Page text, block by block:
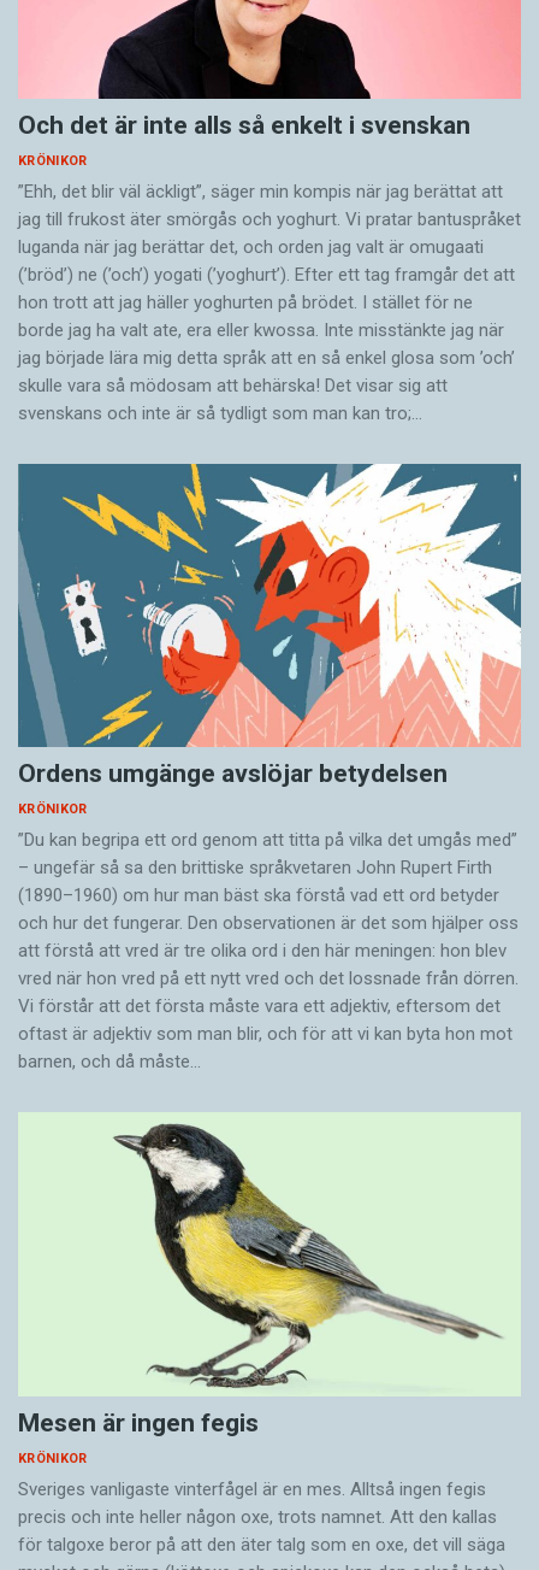
Och det är inte alls så enkelt i svenskan
KRÖNIKOR
”Ehh, det blir väl äckligt”, säger min kompis när jag berättat att
jag till frukost äter smörgås och yoghurt. Vi pratar bantuspråket
luganda när jag berättar det, och orden jag valt är omugaati
(’bröd’) ne (’och’) yogati (’yoghurt’). Efter ett tag framgår det att
hon trott att jag häller yoghurten på brödet. I stället för ne
borde jag ha valt ate, era eller kwossa. Inte misstänkte jag när
jag började lära mig detta språk att en så enkel glosa som ’och’
skulle vara så mödosam att behärska! Det visar sig att
svenskans och inte är så tydligt som man kan tro;…
Ordens umgänge avslöjar betydelsen
KRÖNIKOR
”Du kan begripa ett ord genom att titta på vilka det umgås med”
– ungefär så sa den brittiske språkvetaren John Rupert Firth
(1890–1960) om hur man bäst ska förstå vad ett ord betyder
och hur det fungerar. Den ­observationen är det som hjälper oss
att förstå att vred är tre olika ord i den här meningen: hon blev
vred när hon vred på ett nytt vred och det lossnade från dörren.
Vi förstår att det första måste vara ett adjektiv, eftersom det
oftast är adjektiv som man blir, och för att vi kan byta hon mot
barnen, och då måste…
Mesen är ingen fegis
KRÖNIKOR
Sveriges vanligaste vinterfågel är en mes. Alltså ingen fegis
precis och inte heller någon oxe, trots namnet. Att den kallas
för talgoxe beror på att den äter talg som en oxe, det vill säga